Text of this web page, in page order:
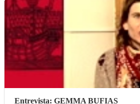
Entrevista: GEMMA BUFIAS